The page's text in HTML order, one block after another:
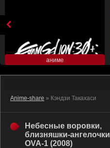
аниме
Anime-share » Кэндзи Такахаси
Небесные воровки,
близняшки-ангелочки
OVA-1 (2008)